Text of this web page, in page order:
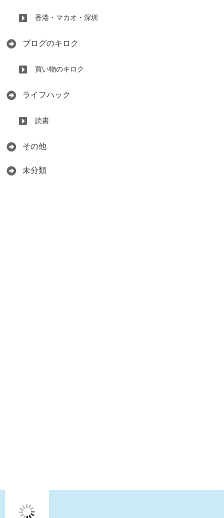
香港・マカオ・深圳
ブログのキロク
買い物のキロク
ライフハック
読書
その他
未分類